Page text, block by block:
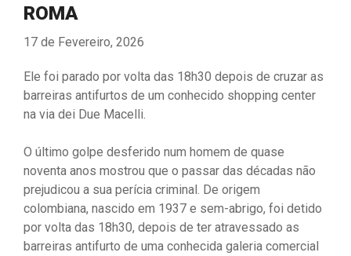
ROMA
17 de Fevereiro, 2026
Ele foi parado por volta das 18h30 depois de cruzar as
barreiras antifurtos de um conhecido shopping center
na via dei Due Macelli.
O último golpe desferido num homem de quase
noventa anos mostrou que o passar das décadas não
prejudicou a sua perícia criminal. De origem
colombiana, nascido em 1937 e sem-abrigo, foi detido
por volta das 18h30, depois de ter atravessado as
barreiras antifurto de uma conhecida galeria comercial